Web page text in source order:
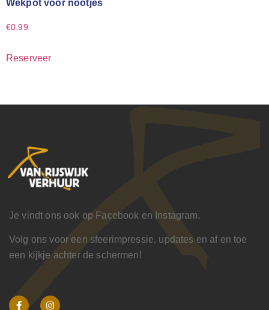
Wekpot voor nootjes
€0.99
Reserveer
Je vindt ons ook op Facebook en Instagram.
Volg ons voor een sfeerimpressie, updates en af en toe
een kijkje achter de schermen!